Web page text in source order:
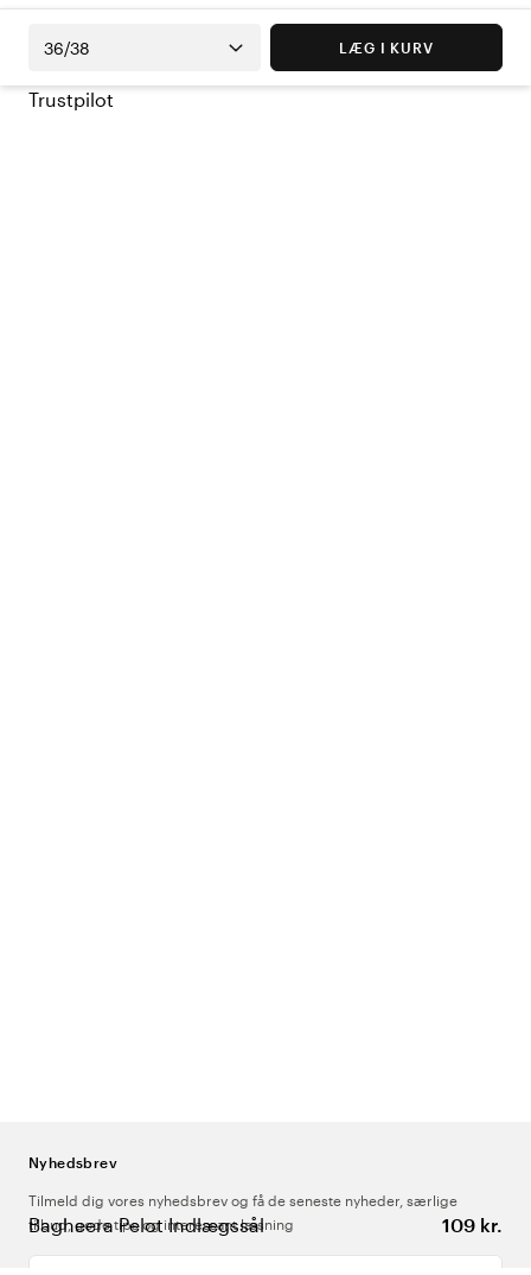
Bagheera Pelot Indlægssål 109 kr.
36/38 LÆG I KURV
Trustpilot
Nyhedsbrev
Tilmeld dig vores nyhedsbrev og få de seneste nyheder, særlige
tilbud, gode tips og interessant læsning
Indtast din e-mailadresse